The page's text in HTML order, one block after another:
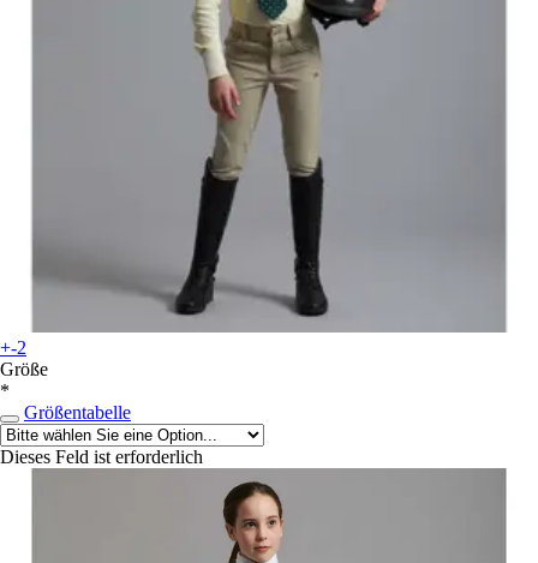
+-2
Größe
*
Größentabelle
Dieses Feld ist erforderlich